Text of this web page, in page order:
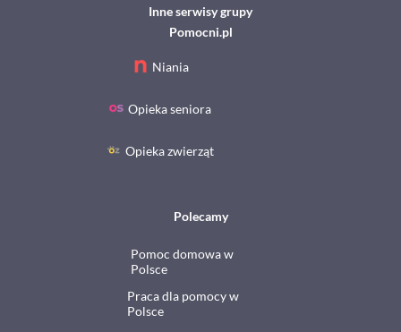
Niania
Opieka seniora
Opieka zwierząt
Inne serwisy grupy
Pomocni.pl
Pomoc domowa w
Polsce
Praca dla pomocy w
Polsce
Polecamy